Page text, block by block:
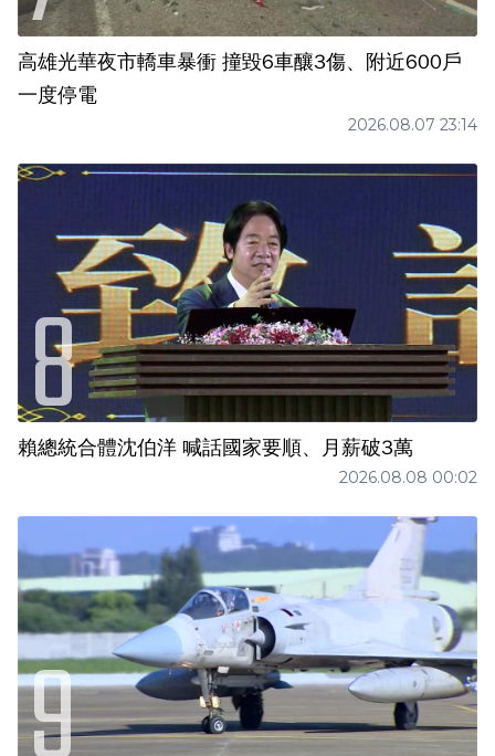
高雄光華夜市轎車暴衝 撞毀6車釀3傷、附近600戶
一度停電
2026.08.07 23:14
賴總統合體沈伯洋 喊話國家要順、月薪破3萬
2026.08.08 00:02